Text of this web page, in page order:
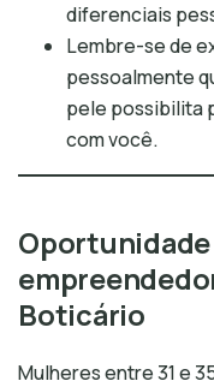
diferenciais
Lembre-se de
pessoalmente
pele possibilita
com você.
Boticário
Mulheres entre 31 e